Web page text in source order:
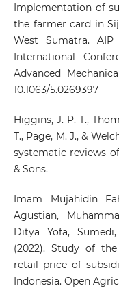
Implementation of
the farmer card in
West Sumatra. AIP
International
Advanced
10.1063/5.0269397
Higgins, J. P. T.,
T., Page, M. J., &
systematic reviews
& Sons.
Imam Mujahidin
Agustian,
Ditya Yofa,
(2022). Study of
retail price of
Indonesia. Open